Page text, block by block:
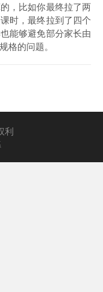
，比如你最终拉了两
时，最终拉到了四个
能够避免部分家长由
格的问题。
利